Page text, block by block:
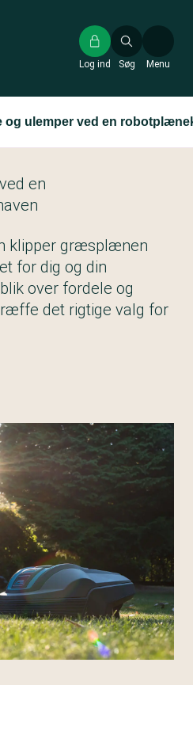
Søg
Log ind Menu
og ulemper ved en
en
klipper græsplænen
for dig og din
over fordele og
det rigtige valg for